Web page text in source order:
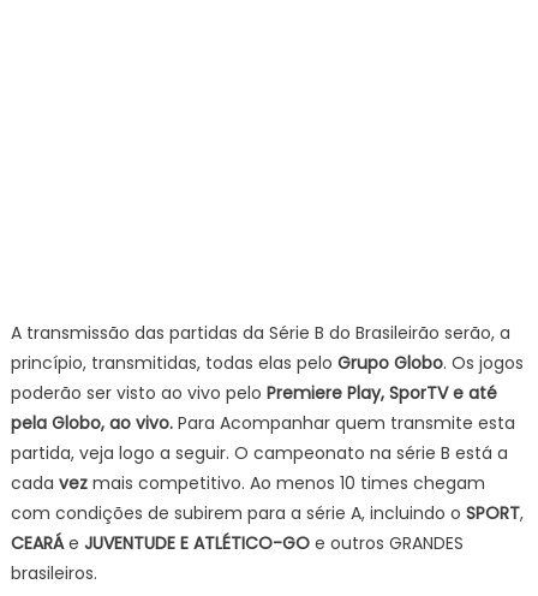
A transmissão das partidas da Série B do Brasileirão serão, a
princípio, transmitidas, todas elas pelo Grupo Globo. Os jogos
poderão ser visto ao vivo pelo Premiere Play, SporTV e até
pela Globo, ao vivo.Para Acompanhar quem transmite esta
partida, veja logo a seguir. O campeonato na série B está a
cada vez mais competitivo. Ao menos 10 times chegam
com condições de subirem para a série A, incluindo o SPORT,
CEARÁe JUVENTUDE E ATLÉTICO-GOe outros GRANDES
brasileiros.